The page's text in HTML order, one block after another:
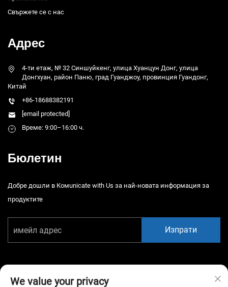
Свържете се с нас
Адрес
4-ти етаж, № 32 Синшуйкенг, улица Хуанцун Донг, улица
Донгхуан, район Паню, град Гуанджоу, провинция Гуандонг,
Китай
+86-18688382191
[email protected]
Време: 9:00–16:00 ч.
Бюлетин
Добре дошли в Комunicate with Us за най-новата информация за
продуктите
Изпрати
We value your privacy